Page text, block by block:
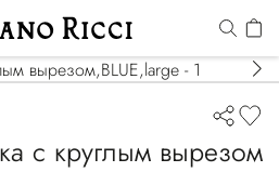
с круглым вырезом